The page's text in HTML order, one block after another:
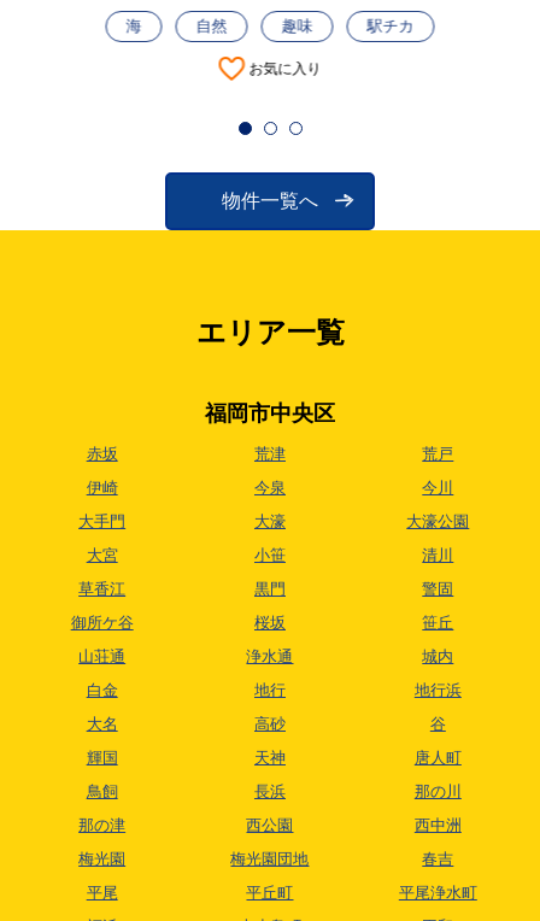
海 自然 趣味 駅チカ
お気に入り
2 3
物件一覧へ
エリア一覧
福岡市中央区
赤坂 荒津
荒戸
伊崎
今泉
今川
大手門
大濠
大濠公園
大宮
小笹
清川
草香江
黒門
警固
御所ケ谷
桜坂
笹丘
山荘通
浄水通
城内
白金
地行
地行浜
大名
高砂
谷
輝国
天神
唐人町
鳥飼
長浜
那の川
那の津
西公園
西中洲
梅光園
梅光園団地
春吉
平尾
平丘町
平尾浄水町